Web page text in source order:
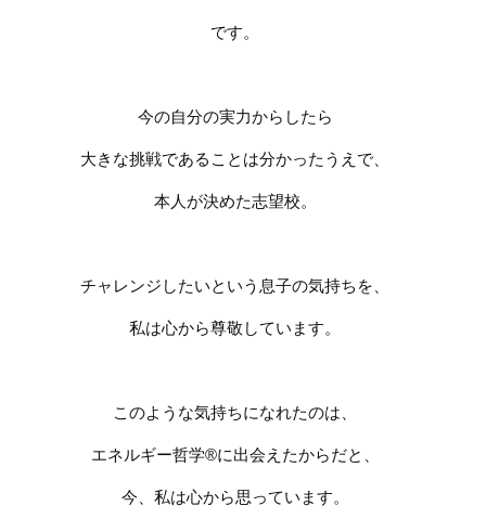
です。
今の自分の実力からしたら
大きな挑戦であることは分かったうえで、
本人が決めた志望校。
チャレンジしたいという息子の気持ちを、
私は心から尊敬しています。
このような気持ちになれたのは、
エネルギー哲学®に出会えたからだと、
今、私は心から思っています。